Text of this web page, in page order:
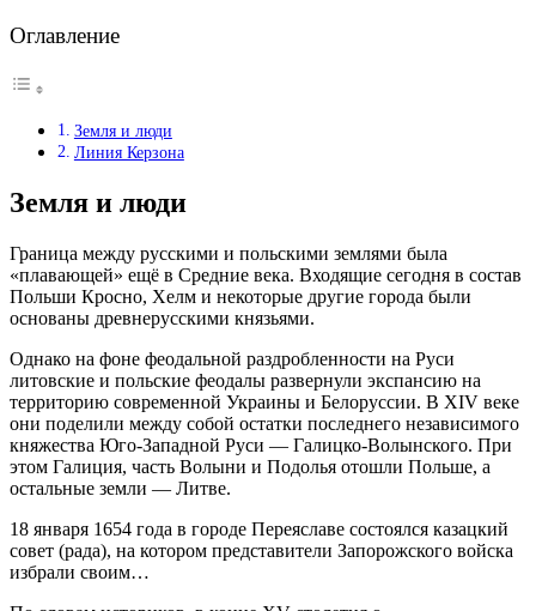
Оглавление
Земля и люди
Линия Керзона
Земля и люди
Граница между русскими и польскими землями была
«плавающей» ещё в Средние века. Входящие сегодня в состав
Польши Кросно, Хелм и некоторые другие города были
основаны древнерусскими князьями.
Однако на фоне феодальной раздробленности на Руси
литовские и польские феодалы развернули экспансию на
территорию современной Украины и Белоруссии. В XIV веке
они поделили между собой остатки последнего независимого
княжества Юго-Западной Руси — Галицко-Волынского. При
этом Галиция, часть Волыни и Подолья отошли Польше, а
остальные земли — Литве.
18 января 1654 года в городе Переяславе состоялся казацкий
совет (рада), на котором представители Запорожского войска
избрали своим…